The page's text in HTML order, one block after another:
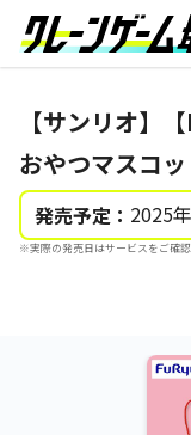
【サンリオ】
おやつマスコッ
発売予定： 2025
※実際の発売日はサービスをご確認